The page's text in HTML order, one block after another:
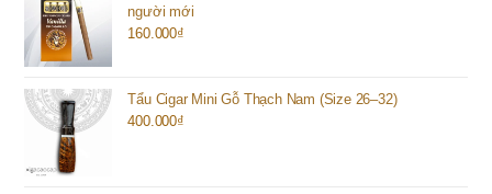
người mới
160.000₫
Tẩu Cigar Mini Gỗ Thạch Nam (Size 26–32)
400.000₫